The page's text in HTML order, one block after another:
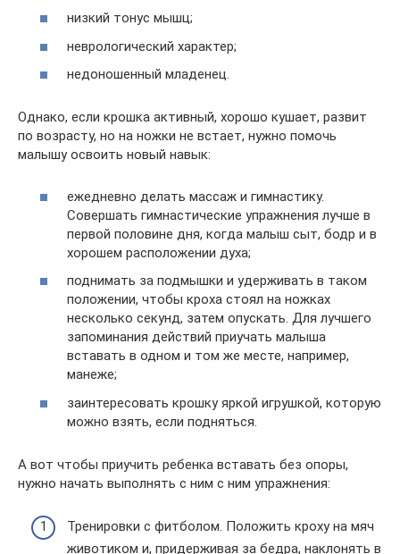
низкий тонус мышц;
неврологический характер;
недоношенный младенец.
Однако, если крошка активный, хорошо кушает, развит
по возрасту, но на ножки не встает, нужно помочь
малышу освоить новый навык:
ежедневно делать массаж и гимнастику.
Совершать гимнастические упражнения лучше в
первой половине дня, когда малыш сыт, бодр и в
хорошем расположении духа;
поднимать за подмышки и удерживать в таком
положении, чтобы кроха стоял на ножках
несколько секунд, затем опускать. Для лучшего
запоминания действий приучать малыша
вставать в одном и том же месте, например,
манеже;
заинтересовать крошку яркой игрушкой, которую
можно взять, если подняться.
А вот чтобы приучить ребенка вставать без опоры,
нужно начать выполнять с ним с ним упражнения:
Тренировки с фитболом. Положить кроху на мяч
животиком и, придерживая за бедра, наклонять в